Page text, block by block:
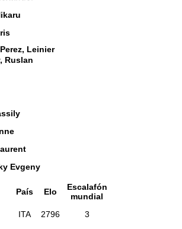
Leinier
Ruslan
Evgeny
País Elo
Escalafón
mundial
ITA 2796 3